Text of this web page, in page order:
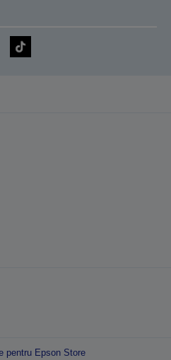
pentru Epson Store